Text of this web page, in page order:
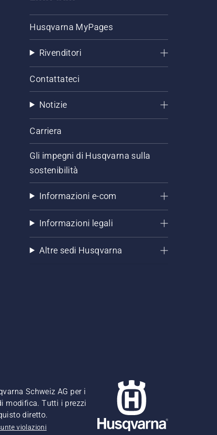
Husqvarna MyPages
Rivenditori
Contattateci
Notizie
Carriera
Gli impegni di Husqvarna sulla
sostenibilità
Informazioni e-com
Informazioni legali
Altre sedi Husqvarna
Schweiz AG per i
modifica. Tutti i prezzi
diretto.
violazioni